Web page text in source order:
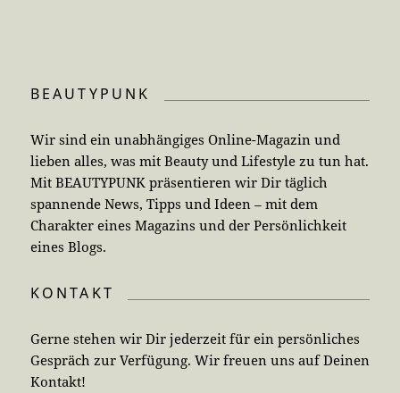
BEAUTYPUNK
Wir sind ein unabhängiges Online-Magazin und
lieben alles, was mit Beauty und Lifestyle zu tun hat.
Mit BEAUTYPUNK präsentieren wir Dir täglich
spannende News, Tipps und Ideen – mit dem
Charakter eines Magazins und der Persönlichkeit
eines Blogs.
KONTAKT
Gerne stehen wir Dir jederzeit für ein persönliches
Gespräch zur Verfügung. Wir freuen uns auf Deinen
Kontakt!